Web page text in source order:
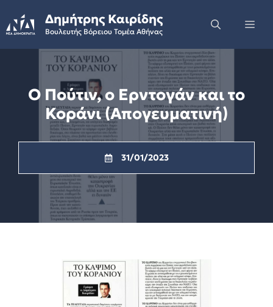
to
content
Δημήτρης Καιρίδης
Βουλευτής Βόρειου Τομέα Αθήνας
Ο Πούτιν, ο Ερντογάν και το
Κοράνι (Απογευματινή)
31/01/2023